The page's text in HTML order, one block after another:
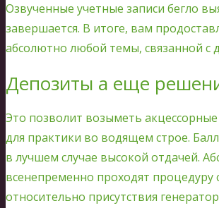
Озвученные учетные записи бегло
завершается. В итоге, вам
абсолютно любой темы, связанной с
Депозиты а еще
Это позволит возыметь
для практики во водящем строе.
в лучшем случае высокой отдачей.
всенепременно проходят
относительно присутствия